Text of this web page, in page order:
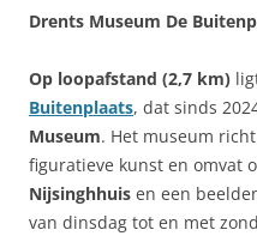
Drents Museum De
Op loopafstand (2,7 km)
Buitenplaats, dat sinds
Museum. Het museum
figuratieve kunst en omvat
Nijsinghhuis en een
van dinsdag tot en met